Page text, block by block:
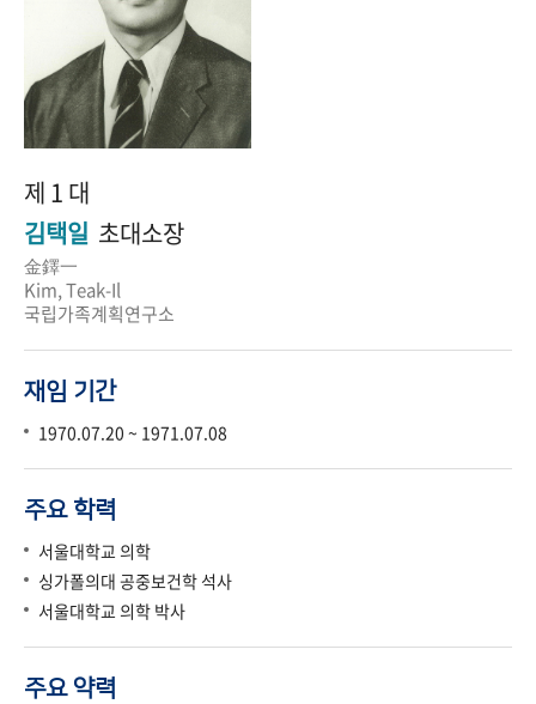
제 1 대
김택일 초대소장
金鐸一
Kim, Teak-Il
국립가족계획연구소
재임 기간
1970.07.20 ~ 1971.07.08
주요 학력
서울대학교 의학
싱가폴의대 공중보건학 석사
서울대학교 의학 박사
주요 약력